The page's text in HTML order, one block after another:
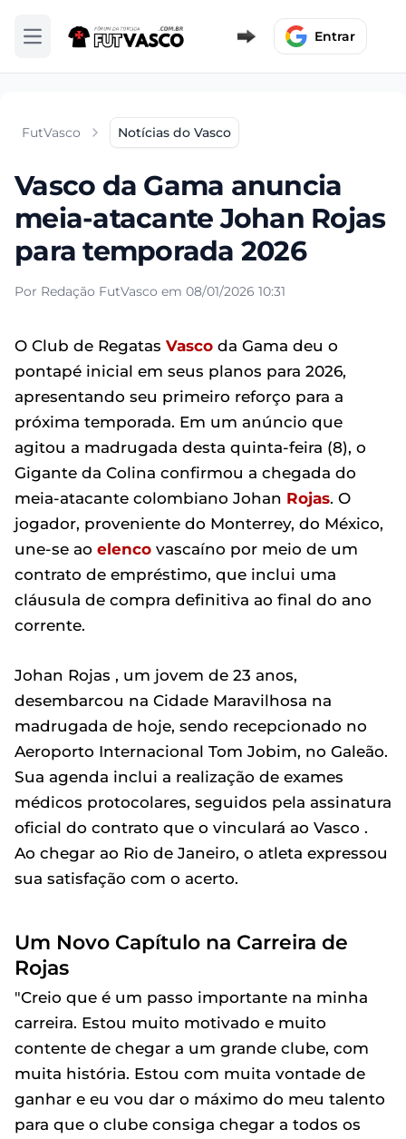
Abrir menu Entrar
FutVasco Notícias do Vasco
Vasco da Gama anuncia
meia-atacante Johan Rojas
para temporada 2026
Por Redação FutVasco em 08/01/2026 10:31
O Club de Regatas Vasco da Gama deu o
pontapé inicial em seus planos para 2026,
apresentando seu primeiro reforço para a
próxima temporada. Em um anúncio que
agitou a madrugada desta quinta-feira (8), o
Gigante da Colina confirmou a chegada do
meia-atacante colombiano Johan Rojas. O
jogador, proveniente do Monterrey, do México,
une-se ao elenco vascaíno por meio de um
contrato de empréstimo, que inclui uma
cláusula de compra definitiva ao final do ano
corrente.
Johan Rojas , um jovem de 23 anos,
desembarcou na Cidade Maravilhosa na
madrugada de hoje, sendo recepcionado no
Aeroporto Internacional Tom Jobim, no Galeão.
Sua agenda inclui a realização de exames
médicos protocolares, seguidos pela assinatura
oficial do contrato que o vinculará ao Vasco .
Ao chegar ao Rio de Janeiro, o atleta expressou
sua satisfação com o acerto.
Um Novo Capítulo na Carreira de
Rojas
"Creio que é um passo importante na minha
carreira. Estou muito motivado e muito
contente de chegar a um grande clube, com
muita história. Estou com muita vontade de
ganhar e eu vou dar o máximo do meu talento
para que o clube consiga chegar a todos os